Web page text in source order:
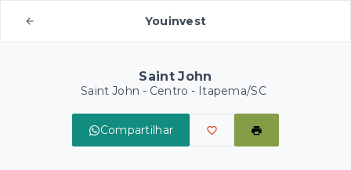
Youinvest
Saint John
Saint John - Centro - Itapema/SC
Compartilhar